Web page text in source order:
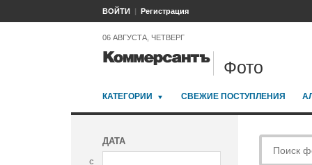
ВОЙТИ Регистрация
06 АВГУСТА, ЧЕТВЕРГ
Фото
КАТЕГОРИИ СВЕЖИЕ ПОСТУПЛЕНИЯ
ДАТА
с